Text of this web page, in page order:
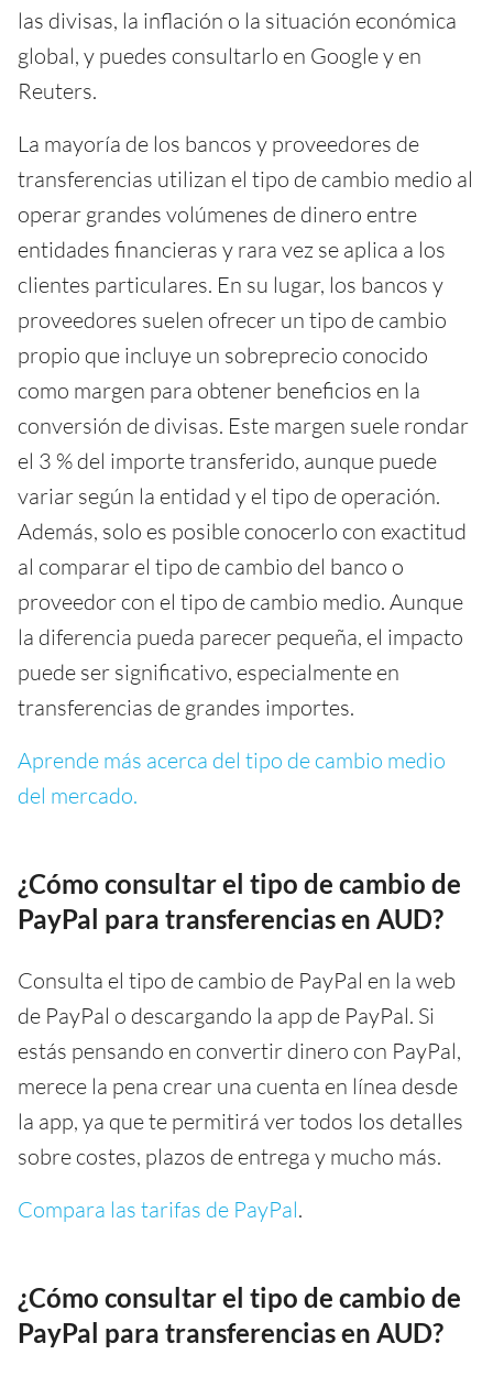
las divisas, la inflación o la situación económica
global, y puedes consultarlo en Google y en
Reuters.
La mayoría de los bancos y proveedores de
transferencias utilizan el tipo de cambio medio al
operar grandes volúmenes de dinero entre
entidades financieras y rara vez se aplica a los
clientes particulares. En su lugar, los bancos y
proveedores suelen ofrecer un tipo de cambio
propio que incluye un sobreprecio conocido
como margen para obtener beneficios en la
conversión de divisas. Este margen suele rondar
el 3 % del importe transferido, aunque puede
variar según la entidad y el tipo de operación.
Además, solo es posible conocerlo con exactitud
al comparar el tipo de cambio del banco o
proveedor con el tipo de cambio medio. Aunque
la diferencia pueda parecer pequeña, el impacto
puede ser significativo, especialmente en
transferencias de grandes importes.
Aprende más acerca del tipo de cambio medio
del mercado.
¿Cómo consultar el tipo de cambio de
PayPal para transferencias en AUD?
Consulta el tipo de cambio de PayPal en la web
de PayPal o descargando la app de PayPal. Si
estás pensando en convertir dinero con PayPal,
merece la pena crear una cuenta en línea desde
la app, ya que te permitirá ver todos los detalles
sobre costes, plazos de entrega y mucho más.
Compara las tarifas de PayPal.
¿Cómo consultar el tipo de cambio de
PayPal para transferencias en AUD?